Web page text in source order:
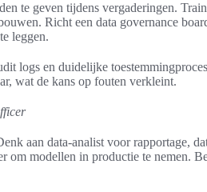
te geven tijdens vergaderingen.
Richt een data governance
leggen.
logs en duidelijke
wat de kans op fouten verkleint.
aan data-analist voor rapportage,
modellen in productie te nemen.